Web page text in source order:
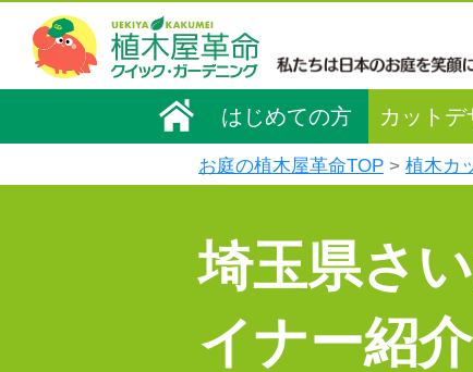
はじめての方 カットデ
お庭の植木屋革命TOP 植木カ
埼玉県さ
イナー紹介